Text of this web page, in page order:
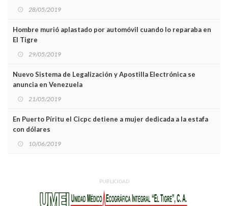
28/05/2019
Hombre murió aplastado por automóvil cuando lo reparaba en
El Tigre
29/05/2019
Nuevo Sistema de Legalización y Apostilla Electrónica se
anuncia en Venezuela
21/05/2019
En Puerto Píritu el Cicpc detiene a mujer dedicada a la estafa
con dólares
10/06/2019
PUBLICIDAD